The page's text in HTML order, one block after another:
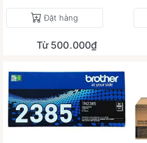
Đặt hàng
Từ 500.000₫